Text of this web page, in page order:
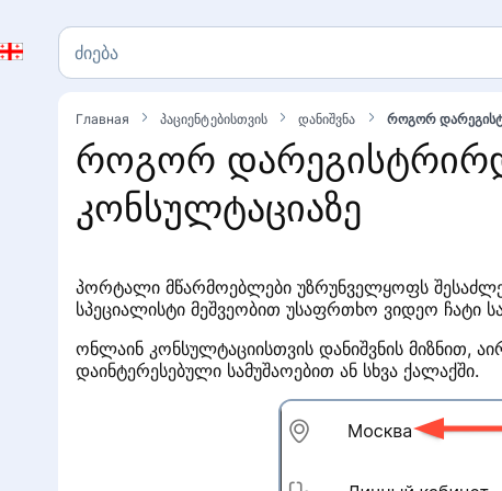
ძიება
ძიება
Главная პაციენტებისთვის დანიშვნა როგორ
როგორ
კონსულტაციაზე
პორტალი მწარმოებლები უზრუნველყოფს
სპეციალისტი მეშვეობით უსაფრთხო ვიდეო ჩატი
ონლაინ კონსულტაციისთვის დანიშვნის მიზნით,
დაინტერესებული სამუშაოებით ან სხვა ქალაქში.